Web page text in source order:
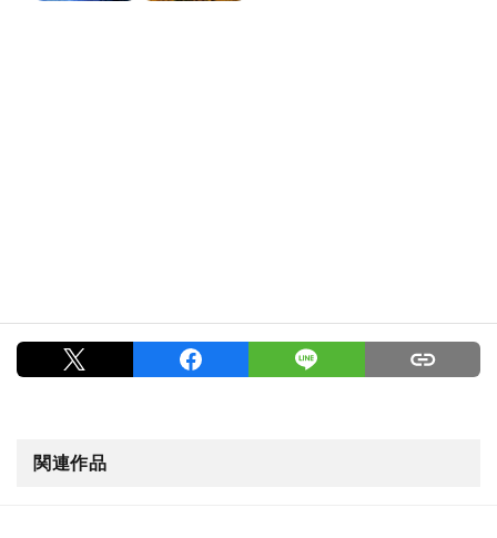
関連作品